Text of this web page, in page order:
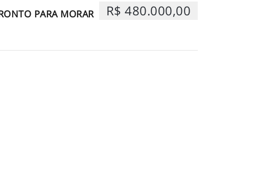
PARA MORAR R$ 480.000,00